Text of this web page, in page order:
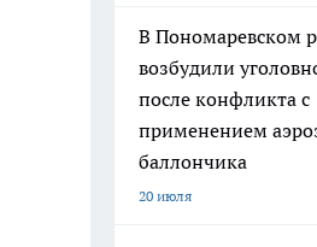
В Пономаревском
возбудили
после конфликта с
применением
баллончика
20 июля